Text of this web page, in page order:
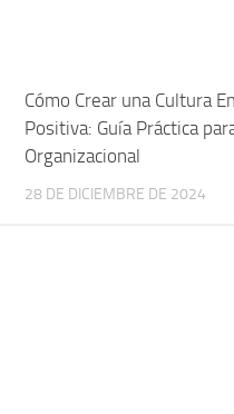
Cómo Crear una Cultura
Positiva: Guía Práctica
Organizacional
28 DE DICIEMBRE DE 2024